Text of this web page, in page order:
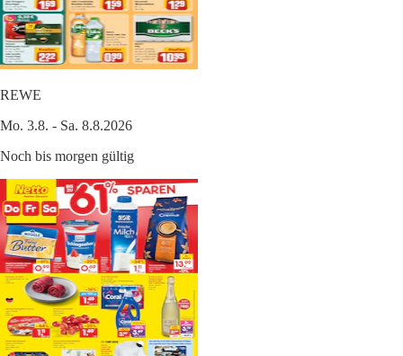
REWE
Mo. 3.8. - Sa. 8.8.2026
Noch bis morgen gültig